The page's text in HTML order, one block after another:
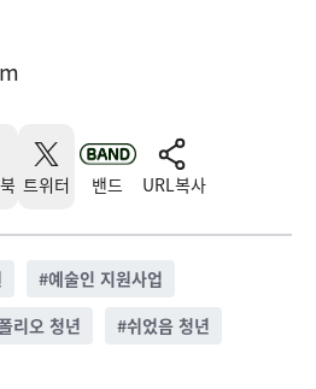
트위터 밴드 URL복사
#예술인 지원사업
리오 청년 #쉬었음 청년